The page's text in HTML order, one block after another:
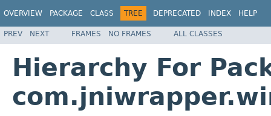
OVERVIEW PACKAGE CLASS TREE DEPRECATED INDEX HELP
PREV NEXT FRAMES NO FRAMES ALL CLASSES
Hierarchy For